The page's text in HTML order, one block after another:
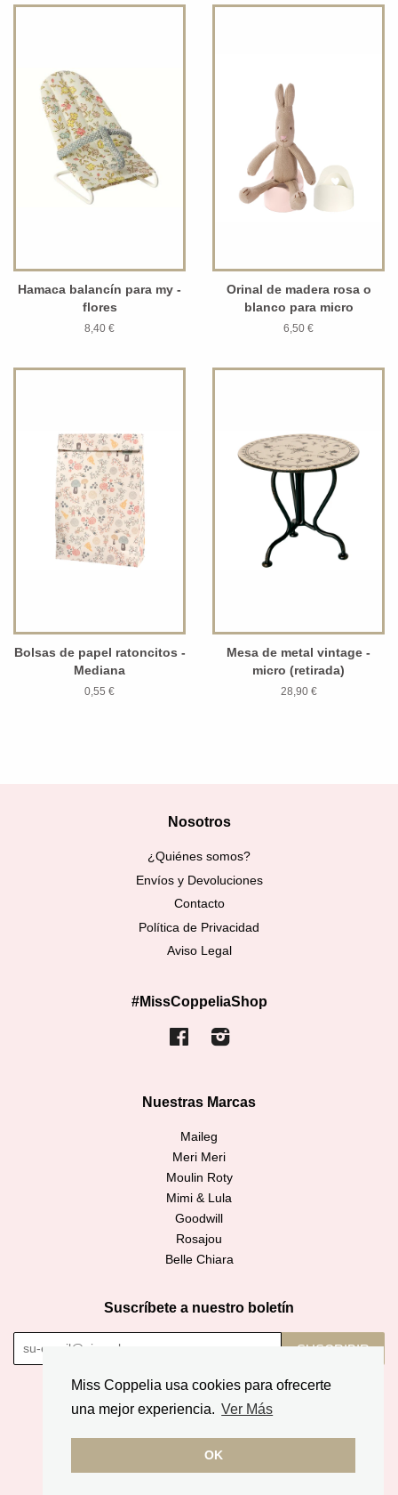
Miss Coppelia usa cookies para ofrecerte
una mejor experiencia. Ver Más
OK
Hamaca balancín para my -
flores
8,40 €
Orinal de madera rosa o
blanco para micro
6,50 €
Bolsas de papel ratoncitos -
Mediana
0,55 €
Mesa de metal vintage -
micro (retirada)
28,90 €
Nosotros
¿Quiénes somos?
Envíos y Devoluciones
Contacto
Política de Privacidad
Aviso Legal
#MissCoppeliaShop
FacebookInstagram
Nuestras Marcas
Maileg
Meri Meri
Moulin Roty
Mimi & Lula
Goodwill
Rosajou
Belle Chiara
Suscríbete a nuestro boletín
SUSCRIBIR
Copyright © 2026, Miss Coppelia
Paypal Visa